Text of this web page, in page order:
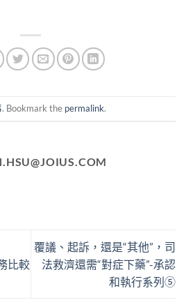
. Bookmark the permalink.
比較
覆議、起訴，還是“其他”，司
法救濟還需“對症下藥”-承認
和執行系列⑤